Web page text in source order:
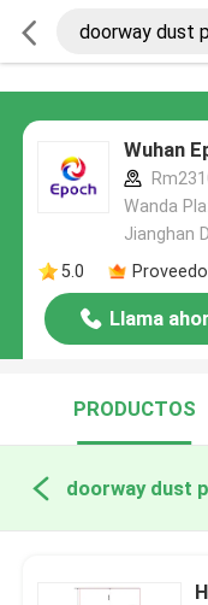
Wuhan
Wanda
Jianghan
5.0
Llama
PRODUCTOS